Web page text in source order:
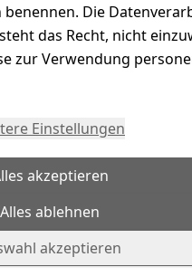
Die
das Recht, nicht
zur Verwendung
Einstellungen
akzeptieren
Alles ablehnen
akzeptieren